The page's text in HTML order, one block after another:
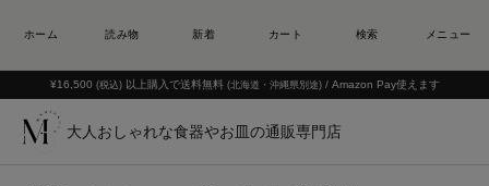
¥16,500 (税込) 以上購入で送料無料 (北海道・沖縄県別途) / Amazon Pay使えます
大人おしゃれな食器やお皿の通販専門店